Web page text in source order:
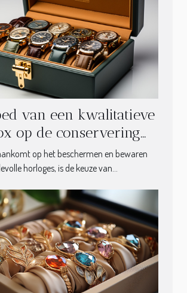
van een kwalitatieve
op de conservering
op het beschermen en bewaren
horloges, is de keuze van...